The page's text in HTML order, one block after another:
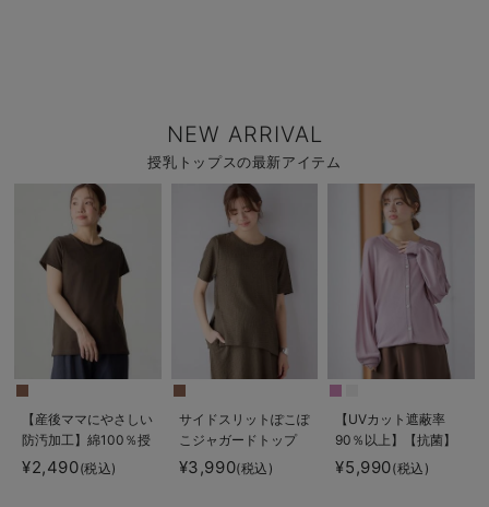
NEW ARRIVAL
授乳トップスの最新アイテム
【産後ママにやさしい
防汚加工】綿100％授
乳半袖TEE
¥2,490(税込)
サイドスリットぽこぽ
こジャガードトップ
ス マタニティ・授乳
服【出産後も長く着ら
¥3,990(税込)
【UVカット遮蔽率
90％以上】【抗菌】
【接触冷感】前後２
WAYカーディガン
¥5,990(税込)